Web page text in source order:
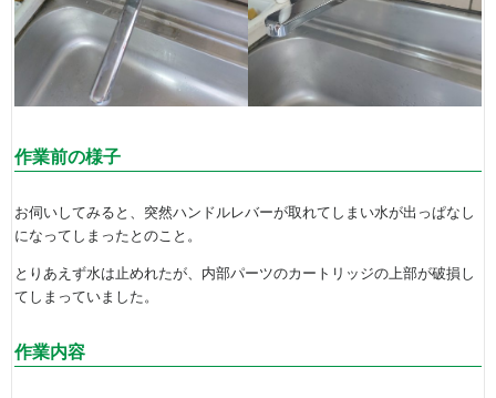
作業前の様子
お伺いしてみると、突然ハンドルレバーが取れてしまい水が出っぱなし
になってしまったとのこと。
とりあえず水は止めれたが、内部パーツのカートリッジの上部が破損し
てしまっていました。
作業内容